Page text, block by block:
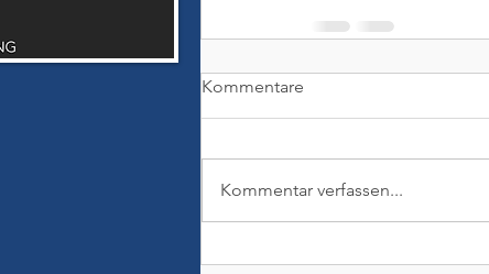
Kommentare
Kommentar verfassen...